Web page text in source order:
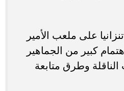
على ملعب الأمير
كبير من الجماهير
وطرق متابعة